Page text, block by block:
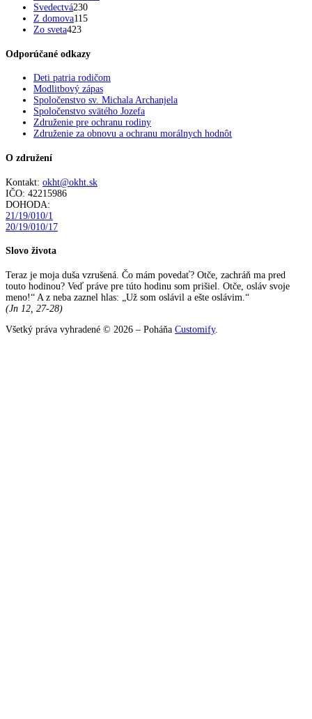
Svedectvá230
Z domova115
Zo sveta423
Odporúčané odkazy
Deti patria rodičom
Modlitbový zápas
Spoločenstvo sv. Michala Archanjela
Spoločenstvo svätého Jozefa
Združenie pre ochranu rodiny
Združenie za obnovu a ochranu morálnych hodnôt
O združení
Kontakt: okht@okht.sk
IČO: 42215986
DOHODA:
21/19/010/1
20/19/010/17
Slovo života
Teraz je moja duša vzrušená. Čo mám povedať? Otče, zachráň ma pred
touto hodinou? Veď práve pre túto hodinu som prišiel. Otče, osláv svoje
meno!“ A z neba zaznel hlas: „Už som oslávil a ešte oslávim.“
(Jn 12, 27-28)
Všetký práva vyhradené © 2026 – Poháňa Customify.